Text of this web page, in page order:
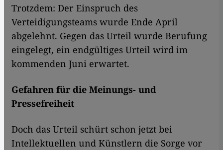
​​Trotzdem: Der Einspruch des
Verteidigungsteams wurde Ende April
abgelehnt. Gegen das Urteil wurde Berufung
eingelegt, ein endgültiges Urteil wird im
kommenden Juni erwartet.
Gefahren für die Meinungs- und
Pressefreiheit
Doch das Urteil schürt schon jetzt bei
Intellektuellen und Künstlern die Sorge vor